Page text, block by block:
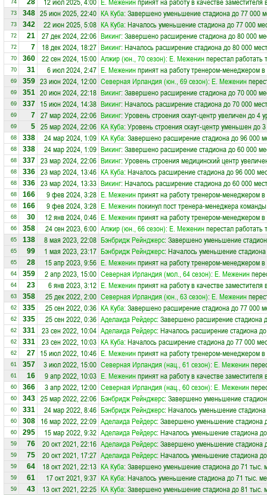
74 28
73 348 25 июн 2025, 22:40 КА Куба: Завершено уменьшение стадиона до 77 000
73 342 22 июн 2025, 5:08 КА Куба: Началось уменьшение стадиона до 77 000
72 21 27 дек 2024, 22:06 Викинг: Завершено расширение стадиона до 80 000
72 7 18 дек 2024, 18:27 Викинг: Началось расширение стадиона до 80 000 мест
70 360 22 сен 2024, 15:00 Алжир (юн., 70 сезон): Е. Меженинперестал работать
70 31 6 июл 2024, 2:47 Е. Меженинпринят на работу тренером-менеджером
69 359 23 июн 2024, 12:00 Северная Ирландия (юн., 69 сезон): Е. Меженин
69 351 20 июн 2024, 22:18 Викинг: Завершено расширение стадиона до 70 000
69 337 15 июн 2024, 14:38 Викинг: Началось расширение стадиона до 70 000 мест
69 7 27 мар 2024, 22:06 Викинг: Уровень строения скаут-центр увеличен до 4
69 5 25 мар 2024, 22:06 КА Куба: Уровень строения скаут-центр уменьшен до
68 338 24 мар 2024, 1:09 КА Куба: Завершено расширение стадиона до 96 000
68 338 24 мар 2024, 1:09 Викинг: Завершено расширение стадиона до 60 000
68 337 23 мар 2024, 22:06 Викинг: Уровень строения медицинский центр
68 336 23 мар 2024, 13:46 КА Куба: Началось расширение стадиона до 96 000
68 336 23 мар 2024, 13:33 Викинг: Началось расширение стадиона до 60 000 мест
68 166 9 фев 2024, 3:28 Е. Меженинпринят на работу тренером-менеджером
68 166 9 фев 2024, 3:28 Е. Меженинпокинул пост тренера-менеджера
68 30 12 янв 2024, 0:46 Е. Меженинпринят на работу тренером-менеджером
66 358 24 сен 2023, 6:00 Алжир (юн., 66 сезон): Е. Меженинперестал работать
65 138 8 мая 2023, 22:08 Бэнбридж Рейнджерс: Завершено уменьшение
65 99 1 мая 2023, 23:17 Бэнбридж Рейнджерс: Началось уменьшение
65 28 15 апр 2023, 9:56 Е. Меженинпринят на работу тренером-менеджером
64 359 2 апр 2023, 15:00 Северная Ирландия (мол., 64 сезон): Е. Меженин
64 23 6 янв 2023, 3:12 Е. Меженинпринят на работу в качестве
63 358 25 дек 2022, 2:00 Северная Ирландия (юн., 63 сезон): Е. Меженин
62 335 25 сен 2022, 0:36 КА Куба: Завершено расширение стадиона до 77 000
62 335 25 сен 2022, 0:36 Аделаида Рейдерс: Завершено расширение стадиона
62 331 23 сен 2022, 10:04 Аделаида Рейдерс: Началось расширение стадиона
62 331 23 сен 2022, 10:03 КА Куба: Началось расширение стадиона до 77 000
62 27 15 июл 2022, 10:46 Е. Меженинпринят на работу тренером-менеджером
61 357 3 июл 2022, 15:00 Северная Ирландия (нац., 61 сезон): Е. Меженин
61 16 9 апр 2022, 10:03 Е. Меженинпринят на работу в качестве
60 366 3 апр 2022, 12:00 Северная Ирландия (нац., 60 сезон): Е. Меженин
60 343 25 мар 2022, 22:06 Бэнбридж Рейнджерс: Завершено уменьшение
60 331 24 мар 2022, 8:46 Бэнбридж Рейнджерс: Началось уменьшение
60 308 16 мар 2022, 22:09 Аделаида Рейдерс: Завершено уменьшение стадиона
60 295 15 мар 2022, 9:32 Аделаида Рейдерс: Началось уменьшение стадиона
59 76 20 окт 2021, 22:16 Аделаида Рейдерс: Завершено уменьшение стадиона
59 75 20 окт 2021, 17:27 Аделаида Рейдерс: Началось уменьшение стадиона
59 64 18 окт 2021, 22:13 КА Куба: Завершено уменьшение стадиона до 71 тыс.
59 61 17 окт 2021, 9:37 КА Куба: Началось уменьшение стадиона до 71 тыс.
59 43 13 окт 2021, 22:25 КА Куба: Завершено уменьшение стадиона до 81 тыс.